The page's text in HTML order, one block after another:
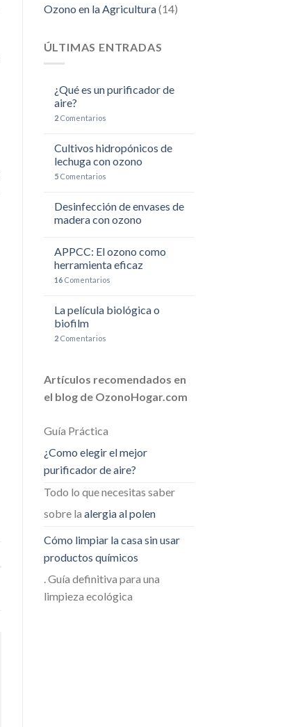
Ozono en la Agricultura(14)
ÚLTIMAS ENTRADAS
¿Qué es un purificador de
aire?
2Comentarios
Cultivos hidropónicos de
lechuga con ozono
5Comentarios
Desinfección de envases de
madera con ozono
APPCC: El ozono como
herramienta eficaz
16Comentarios
La película biológica o
biofilm
2Comentarios
Artículos recomendados en
el blog de OzonoHogar.com
Guía Práctica
¿Como elegir el mejor
purificador de aire?
Todo lo que necesitas saber
sobre la alergia al polen
Cómo limpiar la casa sin usar
productos químicos
. Guía definitiva para una
limpieza ecológica